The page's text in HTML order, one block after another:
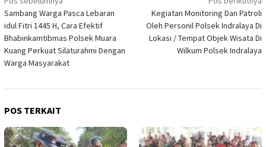
pos
Sambang Warga Pasca Lebaran
idul Fitri 1445 H, Cara Efektif
Bhabinkamtibmas Polsek Muara
Kuang Perkuat Silaturahmi Dengan
Warga Masyarakat
Kegiatan Monitoring Dan Patroli
Oleh Personil Polsek Indralaya Di
Lokasi / Tempat Objek Wisata Di
Wilkum Polsek Indralaya
POS TERKAIT